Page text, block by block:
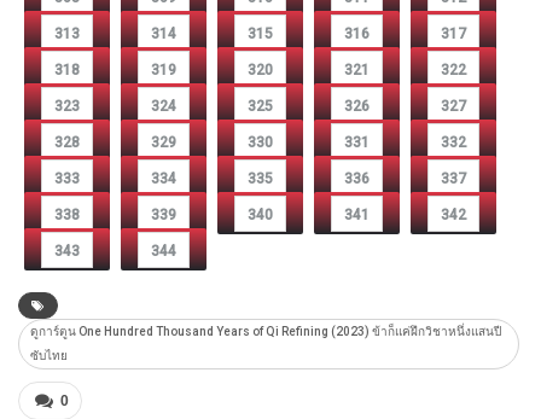
313 314 315 316 317
318 319 320 321 322
323 324 325 326 327
328 329 330 331 332
333 334 335 336 337
338 339 340 341 342
343 344
ดูการ์ตูน One Hundred Thousand Years of Qi Refining (2023) ข้าก็แค่ฝึกวิชาหนึ่งแสนปี
ซับไทย
0